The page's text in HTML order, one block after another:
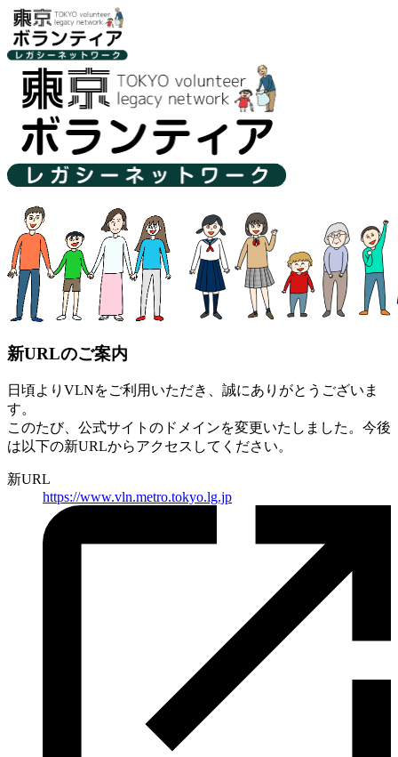
新URLのご案内
日頃よりVLNをご利用いただき、誠にありがとうございま
す。
このたび、公式サイトのドメインを変更いたしました。 今後
は以下の新URLからアクセスしてください。
新URL
https://www.vln.metro.tokyo.lg.jp